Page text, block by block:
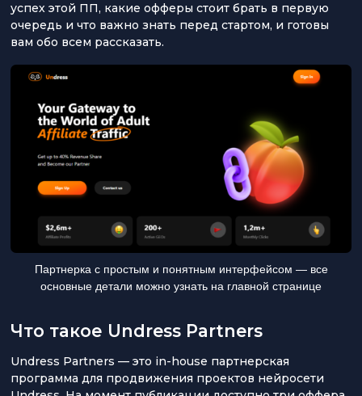
успех этой ПП, какие офферы стоит брать в первую
очередь и что важно знать перед стартом, и готовы
вам обо всем рассказать.
Партнерка с простым и понятным интерфейсом — все
основные детали можно узнать на главной странице
Что такое Undress Partners
Undress Partners — это in-house партнерская
программа для продвижения проектов нейросети